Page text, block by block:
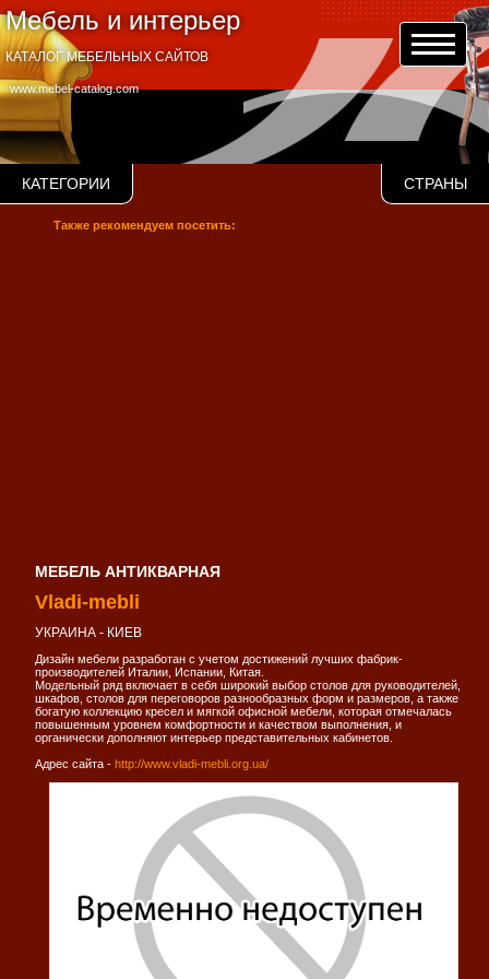
Мебель и интерьер
www.mebel-catalog.com
КАТАЛОГ МЕБЕЛЬНЫХ САЙТОВ
КАТЕГОРИИ СТРАНЫ
Также рекомендуем посетить:
МЕБЕЛЬ АНТИКВАРНАЯ
Vladi-mebli
УКРАИНА - КИЕВ
Дизайн мебели разработан с учетом достижений лучших фабрик-
производителей Италии, Испании, Китая.
Модельный ряд включает в себя широкий выбор столов для руководителей,
шкафов, столов для переговоров разнообразных форм и размеров, а также
богатую коллекцию кресел и мягкой офисной мебели, которая отмечалась
повышенным уровнем комфортности и качеством выполнения, и
органически дополняют интерьер представительных кабинетов.
Адрес сайта - http://www.vladi-mebli.org.ua/